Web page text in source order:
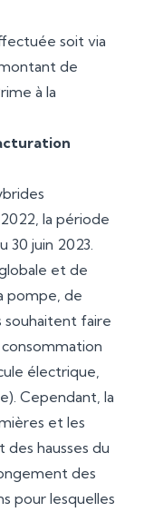
soit via
de
à la
la période
30 juin 2023.
et de
pompe, de
faire
consommation
électrique,
Cependant, la
et les
hausses du
des
pour lesquelles